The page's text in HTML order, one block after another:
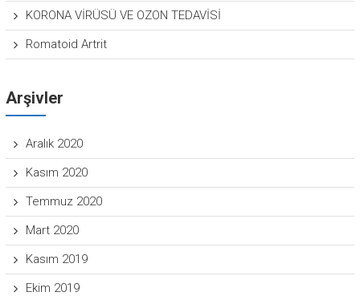
KORONA VİRÜSÜ VE OZON TEDAVİSİ
Romatoid Artrit
Arşivler
Aralık 2020
Kasım 2020
Temmuz 2020
Mart 2020
Kasım 2019
Ekim 2019